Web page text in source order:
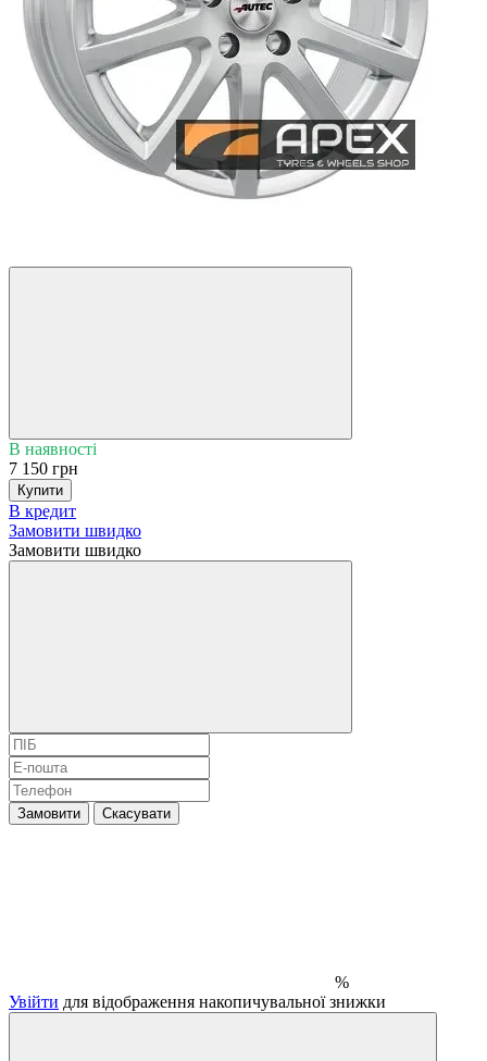
В наявності
7 150 грн
Купити
В кредит
Замовити швидко
Замовити швидко
Замовити Скасувати
%
Увійти для відображення накопичувальної знижки